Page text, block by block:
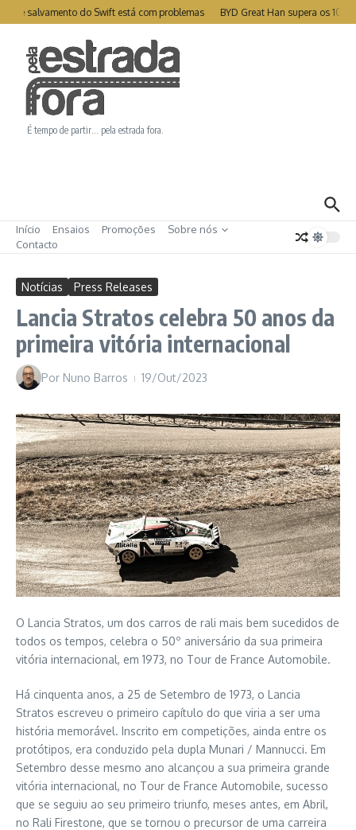
Ir para o conteúdo
de salvamento do Swift está com problemas BYD Great Han supera os
É tempo de partir… pela estrada fora.
Início Ensaios Promoções
Sobre nós
Contacto
Notícias Press Releases
Lancia Stratos celebra 50 anos da
primeira vitória internacional
Por Nuno Barros 19/Out/2023
O Lancia Stratos, um dos carros de rali mais bem sucedidos de
todos os tempos, celebra o 50º aniversário da sua primeira
vitória internacional, em 1973, no Tour de France Automobile.
Há cinquenta anos, a 25 de Setembro de 1973, o Lancia
Stratos escreveu o primeiro capítulo do que viria a ser uma
história memorável. Inscrito em competições, ainda entre os
protótipos, era conduzido pela dupla Munari / Mannucci. Em
Setembro desse mesmo ano alcançou a sua primeira grande
vitória internacional, no Tour de France Automobile, sucesso
que se seguiu ao seu primeiro triunfo, meses antes, em Abril,
no Rali Firestone, que se tornou o precursor de uma carreira